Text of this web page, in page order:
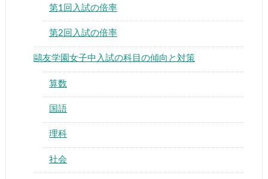
▶
第1回入試の倍率
第2回入試の倍率
鷗友学園女子中入試の科目の傾向と対策
算数
国語
理科
社会